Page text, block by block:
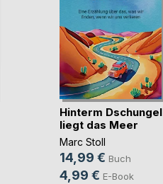
Hinterm Dschungel
liegt das Meer
Marc Stoll
14,99 € Buch
4,99 € E-Book